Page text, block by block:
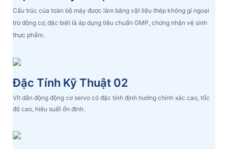
Cấu trúc của toàn bộ máy được làm bằng vật liệu thép không gỉ ngoại
trừ động cơ, đặc biệt là áp dụng tiêu chuẩn GMP, chứng nhận vệ sinh
thực phẩm.
Đặc Tính Kỹ Thuật 02
Vít dẫn động động cơ servo có đặc tính định hướng chính xác cao, tốc
độ cao, hiệu suất ổn định.